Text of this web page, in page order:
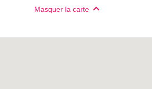
Masquer la carte